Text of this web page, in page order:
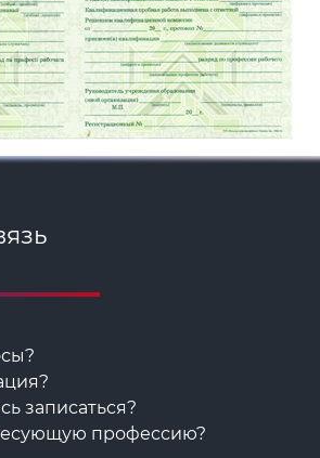
записаться?
профессию?